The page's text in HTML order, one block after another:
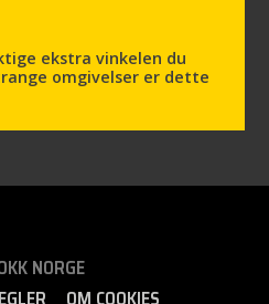
ekstra vinkelen du
omgivelser er dette
NORGE